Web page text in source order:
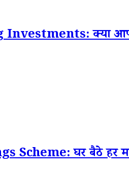
क्या आप
Scheme: घर बैठे हर